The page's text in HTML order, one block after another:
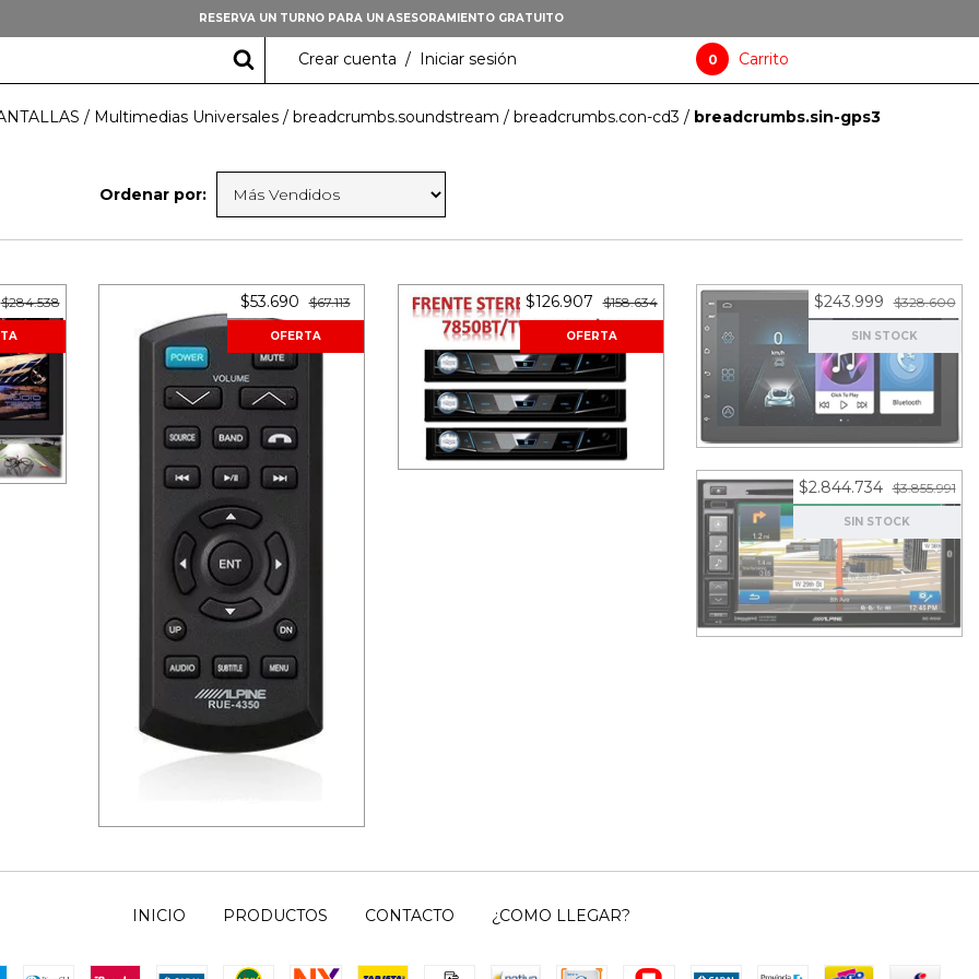
RESERVA UN TURNO PARA UN ASESORAMIENTO GRATUITO
Crear cuenta / Iniciar sesión 0 Carrito
/ Multimedias Universales / breadcrumbs.soundstream / breadcrumbs.con-cd3 / breadcrumbs.sin-gps3
Ordenar por:
$284.538
7"
$53.690 $67.113
OFERTA
Control Remoto Alpine Para
Stereos / DVDs
$17.896,67
$126.907 $158.634
OFERTA
Frente Desmontable
Original Pioneer para Dvd In
Dash
$243.999 $328.600
SIN STOCK
Stereo Multimedia Android
Pantalla 7 Pulgadas 2G+32 -
Carplay - AndroidAuto - WiFi
Radio
$2.844.734 $3.855.991
SIN STOCK
Stereo DVD Alpine INE-
W970S 6" con GPS -
Bluetooth - USB
INICIO PRODUCTOS CONTACTO ¿COMO LLEGAR?